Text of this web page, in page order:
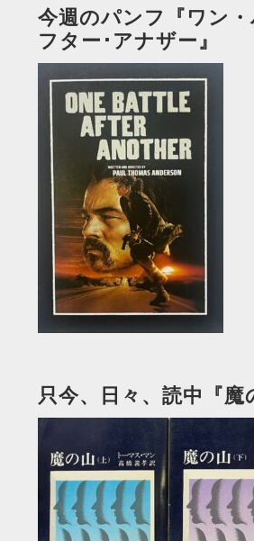
今週のパンフ『ワン
フター･アナザー』
只今、日々、読中『魔